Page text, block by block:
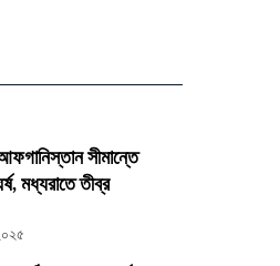
সীমান্তে
মধ্যরাতে তীব্র